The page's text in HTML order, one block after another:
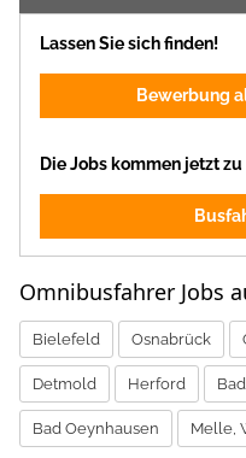
Lassen Sie sich finden!
Bewerbung
Die Jobs kommen jetzt zu
Omnibusfahrer Jobs
Bielefeld Osnabrück
Detmold Herford
Bad Oeynhausen Melle,